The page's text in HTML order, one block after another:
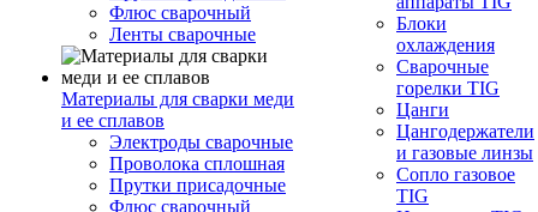
Флюс сварочный
Ленты сварочные
Материалы для сварки меди
и ее сплавов
Электроды сварочные
Проволока сплошная
Прутки присадочные
Флюс сварочный
Блоки
охлаждения
Сварочные
горелки TIG
Цанги
Цангодержатели
и газовые линзы
Сопло газовое
TIG